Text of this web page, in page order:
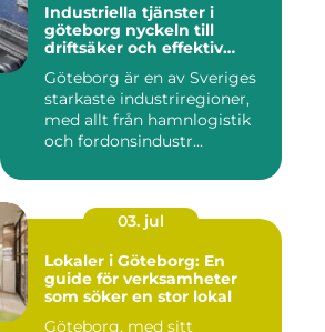
Industriella tjänster i
göteborg nyckeln till
driftsäker och effektiv
Göteborg är en av Sveriges
starkaste industriregioner,
med allt från hamnlogistik
och fordonsindustr...
03. jul
Lokaler i Göteborg: En
guide för verksamheter
som söker en stor lokal
Göteborg, med sitt